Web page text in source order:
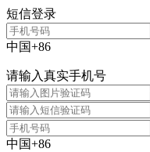
短信登录
中国+86
请输入真实手机号
中国+86